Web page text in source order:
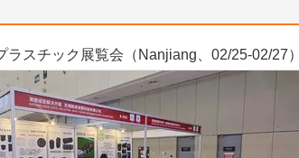
ラスチック展覧会（Nanjiang、02/25-02/27